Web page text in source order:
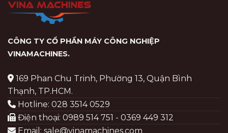
CÔNG TY CỔ PHẦN MÁY CÔNG NGHIỆP
VINAMACHINES.
169 Phan Chu Trinh, Phường 13, Quận Bình
Thạnh, TP.HCM.
Hotline: 028 3514 0529
Điện thoại: 0989 514 751 - 0369 449 312
Email: sale@vinamachines.com